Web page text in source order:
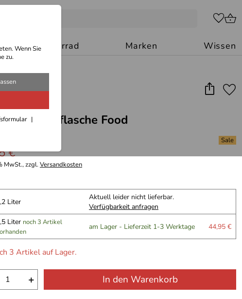
Wenn Sie
zu.
Motorrad Marken Wissen
Thermoflasche Food
€
MwSt., zzgl.Versandkosten
Liter
Aktuell leider nicht lieferbar.
Verfügbarkeit anfragen
Liter noch 3 Artikel
am Lager - Lieferzeit 1-3 Werktage 44,95 €
3 Artikel auf Lager.
+ In den Warenkorb